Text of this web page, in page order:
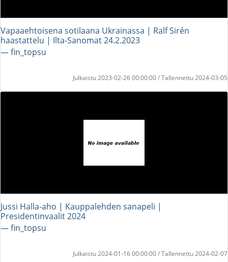
Vapaaehtoisena sotilaana Ukrainassa | Ralf Sirén
haastattelu | Ilta-Sanomat 24.2.2023
― fin_topsu
Julkaistu 2023-02-26 00:00:00 / Tallennettu 2024-03-05
Jussi Halla-aho | Kauppalehden sanapeli |
Presidentinvaalit 2024
― fin_topsu
Julkaistu 2024-01-16 00:00:00 / Tallennettu 2024-02-07